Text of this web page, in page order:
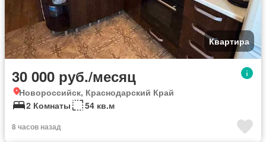
Квартира
30 000 руб./месяц
Новороссийск, Краснодарский Край
2 Комнаты
54 кв.м
8 часов назад